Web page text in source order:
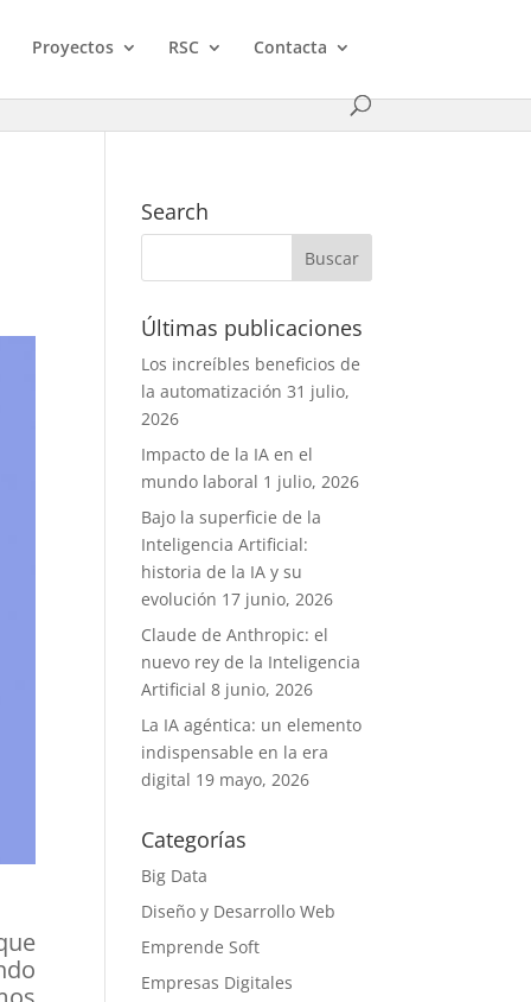
Proyectos RSC Contacta
Search
Últimas publicaciones
Los increíbles beneficios de
la automatización 31 julio,
2026
Impacto de la IA en el
mundo laboral 1 julio, 2026
Bajo la superficie de la
Inteligencia Artificial:
historia de la IA y su
evolución 17 junio, 2026
Claude de Anthropic: el
nuevo rey de la Inteligencia
Artificial 8 junio, 2026
La IA agéntica: un elemento
indispensable en la era
digital 19 mayo, 2026
Categorías
Big Data
Diseño y Desarrollo Web
Emprende Soft
Empresas Digitales